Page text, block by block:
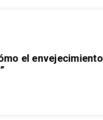
el envejecimiento